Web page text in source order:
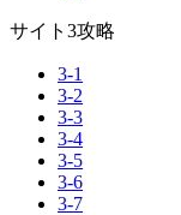
サイト3攻略
3-1
3-2
3-3
3-4
3-5
3-6
3-7